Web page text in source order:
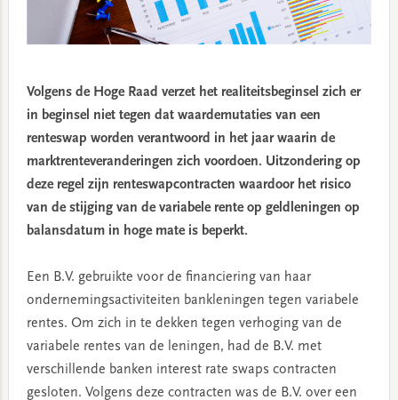
Volgens de Hoge Raad verzet het realiteitsbeginsel zich er
in beginsel niet tegen dat waardemutaties van een
renteswap worden verantwoord in het jaar waarin de
marktrenteveranderingen zich voordoen. Uitzondering op
deze regel zijn renteswapcontracten waardoor het risico
van de stijging van de variabele rente op geldleningen op
balansdatum in hoge mate is beperkt.
Een B.V. gebruikte voor de financiering van haar
ondernemingsactiviteiten bankleningen tegen variabele
rentes. Om zich in te dekken tegen verhoging van de
variabele rentes van de leningen, had de B.V. met
verschillende banken interest rate swaps contracten
gesloten. Volgens deze contracten was de B.V. over een